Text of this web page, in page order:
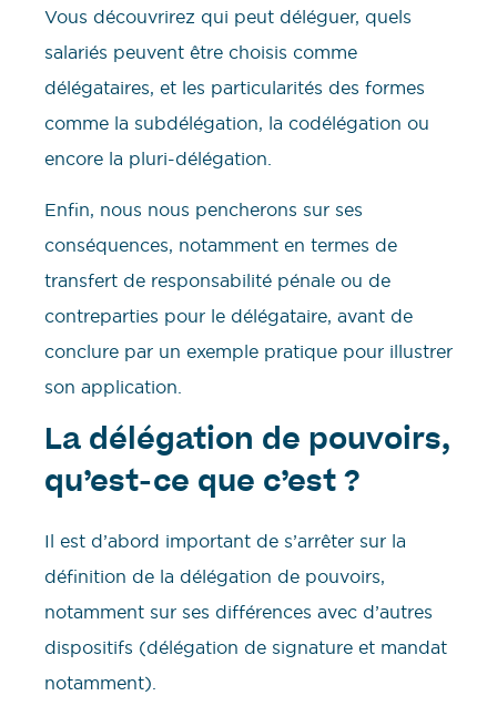
Vous découvrirez qui peut déléguer, quels
salariés peuvent être choisis comme
délégataires, et les particularités des formes
comme la subdélégation, la codélégation ou
encore la pluri-délégation.
Enfin, nous nous pencherons sur ses
conséquences, notamment en termes de
transfert de responsabilité pénale ou de
contreparties pour le délégataire, avant de
conclure par un exemple pratique pour illustrer
son application.
La délégation de pouvoirs,
qu’est-ce que c’est ?
Il est d’abord important de s’arrêter sur la
définition de la délégation de pouvoirs,
notamment sur ses différences avec d’autres
dispositifs (délégation de signature et mandat
notamment).